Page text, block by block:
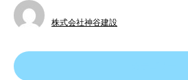
株式会社神谷建設